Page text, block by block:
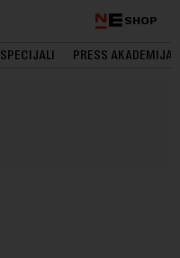
SHOP
SPECIJALI PRESS AKADEMIJA